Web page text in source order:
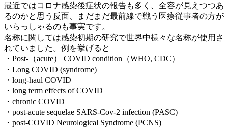
最近ではコロナ感染後症状の報告も多く、全容が見えつつあ
るのかと思う反面、まだまだ最前線で戦う医療従事者の方が
いらっしゃるのも事実です。
名称に関しては感染初期の研究で世界中様々な名称が使用さ
れていました。例を挙げると
・Post-（acute） COVID condition（WHO, CDC）
・Long COVID (syndrome)
・long-haul COVID
・long term effects of COVID
・chronic COVID
・post-acute sequelae SARS-Cov-2 infection (PASC)
・post-COVID Neurological Syndrome (PCNS)